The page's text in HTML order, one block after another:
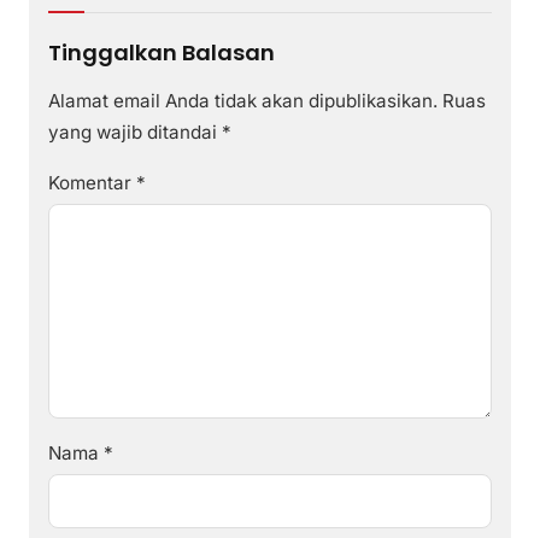
Tinggalkan Balasan
Alamat email Anda tidak akan dipublikasikan. Ruas
yang wajib ditandai *
Komentar *
Nama *